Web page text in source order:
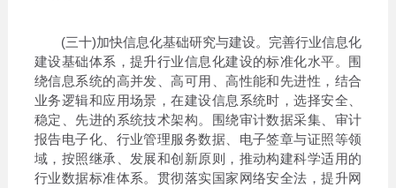
(三十)加快信息化基础研究与建设。完善行业信息化
建设基础体系，提升行业信息化建设的标准化水平。围
绕信息系统的高并发、高可用、高性能和先进性，结合
业务逻辑和应用场景，在建设信息系统时，选择安全、
稳定、先进的系统技术架构。围绕审计数据采集、审计
报告电子化、行业管理服务数据、电子签章与证照等领
域，按照继承、发展和创新原则，推动构建科学适用的
行业数据标准体系。贯彻落实国家网络安全法，提升网